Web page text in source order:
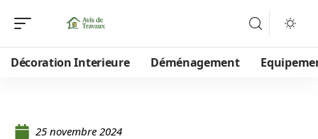
Décoration Interieure Déménagement
25 novembre 2024